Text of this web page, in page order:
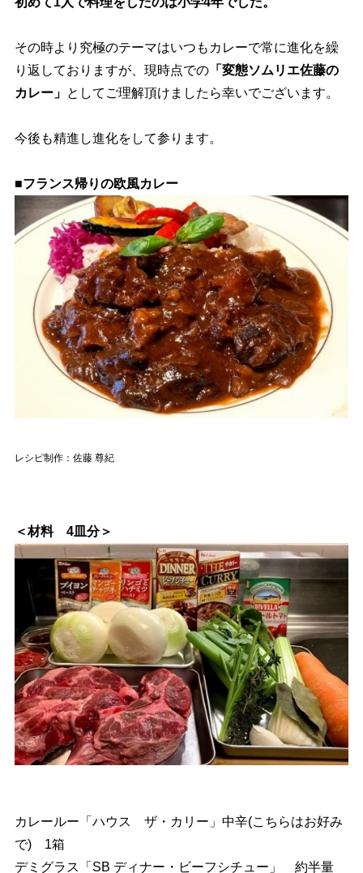
その時より究極のテーマはいつもカレーで常に進化を繰
り返しておりますが、現時点での「変態ソムリエ佐藤の
カレー」 としてご理解頂けましたら幸いでございます。
今後も精進し進化をして参ります。
■フランス帰りの欧風カレー
レシピ制作：佐藤 尊紀
＜材料 4皿分＞
カレールー「ハウス ザ・カリー」中辛(こちらはお好み
で) 1箱
デミグラス「SB ディナー・ビーフシチュー」 約半量